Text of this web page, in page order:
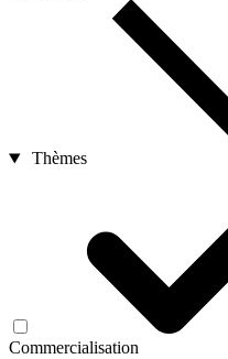
Thèmes
Commercialisation